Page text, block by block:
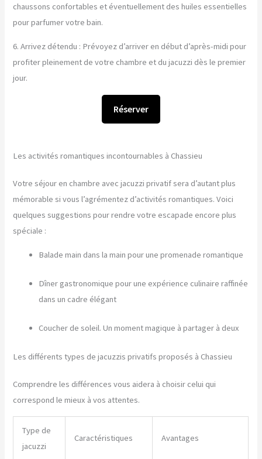
chaussons confortables et éventuellement des huiles essentielles
pour parfumer votre bain.
6. Arrivez détendu : Prévoyez d’arriver en début d’après-midi pour
profiter pleinement de votre chambre et du jacuzzi dès le premier
jour.
Réserver
Les activités romantiques incontournables à Chassieu
Votre séjour en chambre avec jacuzzi privatif sera d’autant plus
mémorable si vous l’agrémentez d’activités romantiques. Voici
quelques suggestions pour rendre votre escapade encore plus
spéciale :
Balade main dans la main pour une promenade romantique
Dîner gastronomique pour une expérience culinaire raffinée
dans un cadre élégant
Coucher de soleil. Un moment magique à partager à deux
Les différents types de jacuzzis privatifs proposés à Chassieu
Comprendre les différences vous aidera à choisir celui qui
correspond le mieux à vos attentes.
Type de
jacuzzi
Caractéristiques Avantages